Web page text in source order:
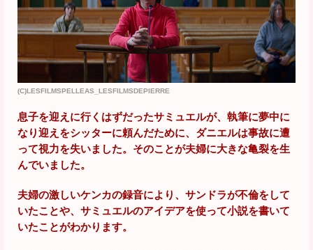
(C)LESFILMSPELLEAS_LESFILMSDEPIERRE
息子を迎えに行くはずだったサミュエルが、執筆に夢中に
なり迎えをシッターに頼んだために、ダニエルは事故に遭
って視力を失いました。そのことが夫婦に大きな亀裂を生
んでいました。
夫婦の激しいケンカの録音により、サンドラが不倫をして
いたことや、サミュエルのアイデアを使って小説を書いて
いたことがわかります。